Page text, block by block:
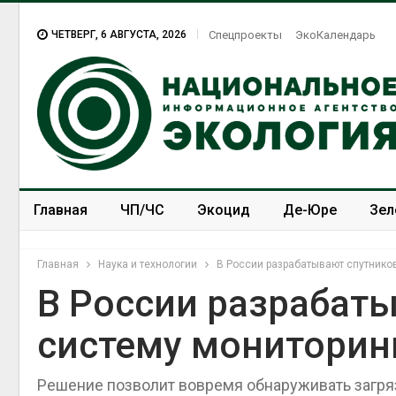
ЧЕТВЕРГ, 6 АВГУСТА, 2026 Спецпроекты ЭкоКалендарь
Главная ЧП/ЧС Экоцид Де-Юре
Главная Наука и технологии В России разрабатывают
В России
систему
Решение позволит вовремя обнаруживать